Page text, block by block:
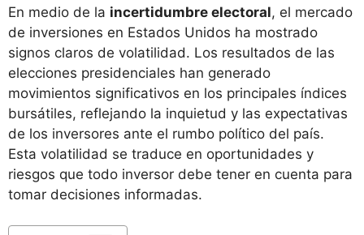
En medio de la incertidumbre electoral, el mercado
de inversiones en Estados Unidos ha mostrado
signos claros de volatilidad. Los resultados de las
elecciones presidenciales han generado
movimientos significativos en los principales índices
bursátiles, reflejando la inquietud y las expectativas
de los inversores ante el rumbo político del país.
Esta volatilidad se traduce en oportunidades y
riesgos que todo inversor debe tener en cuenta para
tomar decisiones informadas.